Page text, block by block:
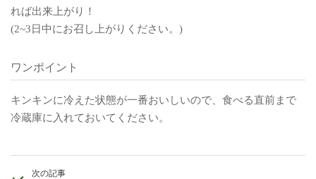
れば出来上がり！
(2~3日中にお召し上がりください。)
ワンポイント
キンキンに冷えた状態が一番おいしいので、食べる直前まで
冷蔵庫に入れておいてください。
次の記事